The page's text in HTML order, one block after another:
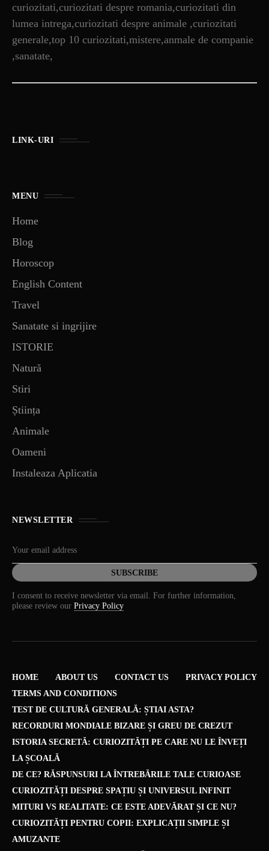
curiozitati,curiozitati despre romania,curiozitati din
lumea intrega,curiozitati despre animale ,curiozitati
generale,top 10 curiozitati,mistere,anmale de companie
,sanatate,
LINK-URI
MENU
Home
Blog
Horoscop
English Content
Travel
Sanatate si ingrijire
ISTORIE
Natură
Stiri
Știința
Animale
Oameni
Instaleaza Aplicatia
NEWSLETTER
I consent to receive newsletter via email. For further information,
please review our Privacy Policy
HOME ABOUT US CONTACT US
PRIVACY POLICY
TERMS AND CONDITIONS
TEST DE CULTURĂ GENERALĂ: ȘTIAI ASTA?
RECORDURI MONDIALE BIZARE ȘI GREU DE CREZUT
ISTORIA SECRETĂ: CURIOZITĂȚI PE CARE NU LE ÎNVEȚI
LA ȘCOALĂ
DE CE? RĂSPUNSURI LA ÎNTREBĂRILE TALE CURIOASE
CURIOZITĂȚI DESPRE SPAȚIU ȘI UNIVERSUL INFINIT
MITURI VS REALITATE: CE ESTE ADEVĂRAT ȘI CE NU?
CURIOZITĂȚI PENTRU COPII: EXPLICAȚII SIMPLE ȘI
AMUZANTE